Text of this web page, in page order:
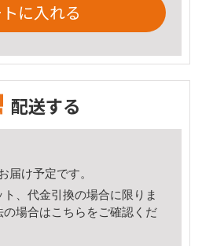
に入れる
配送する
届け予定です。
、代金引換の場合に限りま
の場合はこちら をご確認くだ